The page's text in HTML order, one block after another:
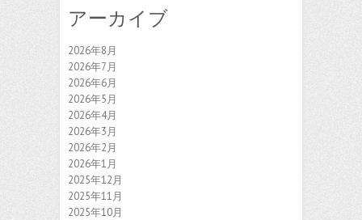
アーカイブ
2026年8月
2026年7月
2026年6月
2026年5月
2026年4月
2026年3月
2026年2月
2026年1月
2025年12月
2025年11月
2025年10月